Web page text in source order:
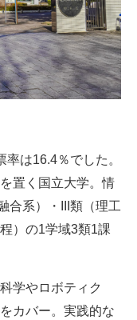
は16.4％でした。
置く国立大学。情
合系）・III類（理工
）の1学域3類1課
学やロボティク
カバー。実践的な